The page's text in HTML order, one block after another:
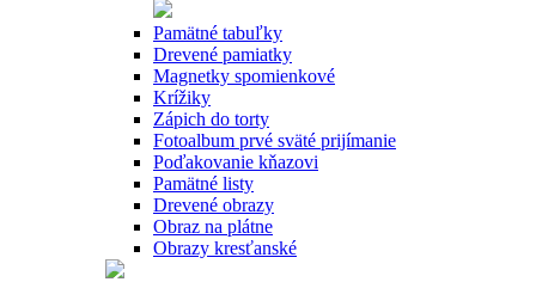
Pamätné tabuľky
Drevené pamiatky
Magnetky spomienkové
Krížiky
Zápich do torty
Fotoalbum prvé sväté prijímanie
Poďakovanie kňazovi
Pamätné listy
Drevené obrazy
Obraz na plátne
Obrazy kresťanské